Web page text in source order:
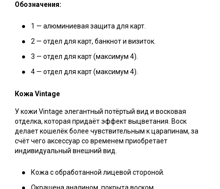
Обозначения:
1 — алюминиевая защита для карт.
2 — отдел для карт, банкнот и визиток.
3 — отдел для карт (максимум 4).
4 — отдел для карт (максимум 4).
Кожа Vintage
У кожи Vintage элегантный потёртый вид и восковая
отделка, которая придаёт эффект выцветания. Воск
делает кошелёк более чувствительным к царапинам, за
счёт чего аксессуар со временем приобретает
индивидуальный внешний вид.
Кожа с обработанной лицевой стороной.
Окрашена аналином, покрыта воском.